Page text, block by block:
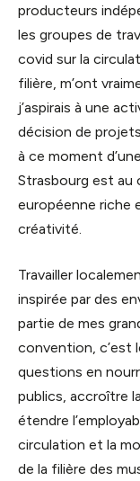
producteurs
les groupes de
covid sur la
filière, m’ont
j’aspirais à une
décision de
à ce moment
Strasbourg est au
européenne riche
créativité.
Travailler
inspirée par des
partie de mes
convention, c’est
questions en
publics, accroître
étendre
circulation et la
de la filière des